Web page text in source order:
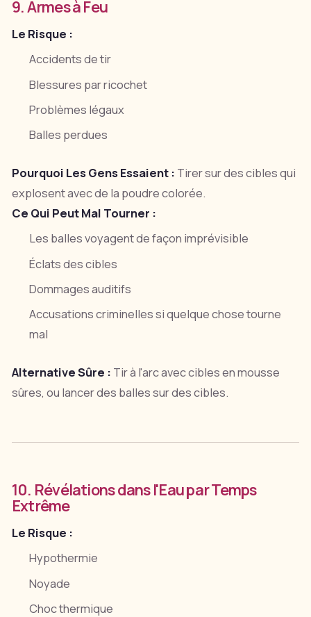
9. Armes à Feu
Le Risque :
Accidents de tir
Blessures par ricochet
Problèmes légaux
Balles perdues
Pourquoi Les Gens Essaient : Tirer sur des cibles qui
explosent avec de la poudre colorée.
Ce Qui Peut Mal Tourner :
Les balles voyagent de façon imprévisible
Éclats des cibles
Dommages auditifs
Accusations criminelles si quelque chose tourne
mal
Alternative Sûre : Tir à l'arc avec cibles en mousse
sûres, ou lancer des balles sur des cibles.
10. Révélations dans l'Eau par Temps
Extrême
Le Risque :
Hypothermie
Noyade
Choc thermique